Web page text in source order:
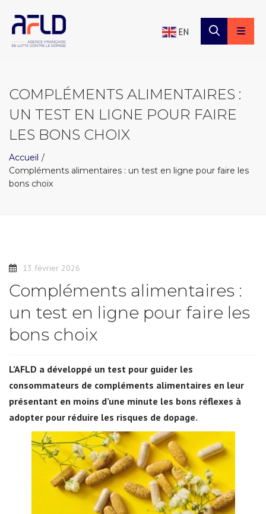
EN
COMPLÉMENTS ALIMENTAIRES :
UN TEST EN LIGNE POUR FAIRE
LES BONS CHOIX
Accueil
Compléments alimentaires : un test en ligne pour faire les
bons choix
13 février 2026
Compléments alimentaires :
un test en ligne pour faire les
bons choix
L’AFLD a développé un test pour guider les
consommateurs de compléments alimentaires en leur
présentant en moins d’une minute les bons réflexes à
adopter pour réduire les risques de dopage.